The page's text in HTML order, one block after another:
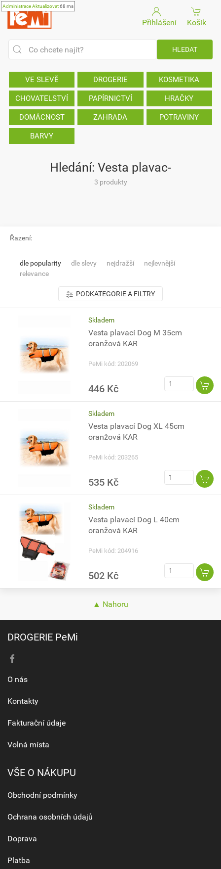
AdministraceAktualizovat68 ms
Přihlášení Košík
VE SLEVĚ DROGERIE KOSMETIKA
CHOVATELSTVÍ PAPÍRNICTVÍ HRAČKY
DOMÁCNOST ZAHRADA POTRAVINY
BARVY
Hledání: Vesta plavac-
3 produkty
Řazení:
dle popularity dle slevy nejdražší
nejlevnější
relevance
PODKATEGORIE A FILTRY
Skladem
Vesta plavací Dog M 35cm
oranžová KAR
PeMi kód: 202069
446 Kč
Skladem
Vesta plavací Dog XL 45cm
oranžová KAR
PeMi kód: 203265
535 Kč
Skladem
Vesta plavací Dog L 40cm
oranžová KAR
PeMi kód: 204916
502 Kč
▲ Nahoru
DROGERIE PeMi
O nás
Kontakty
Fakturační údaje
Volná místa
VŠE O NÁKUPU
Obchodní podmínky
Ochrana osobních údajů
Doprava
Platba